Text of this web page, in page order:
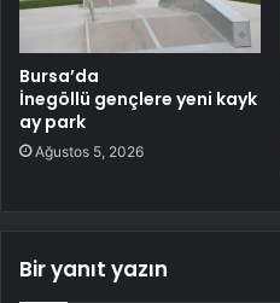
Bursa’da
İnegöllü gençlere yeni kayk
ay park
Ağustos 5, 2026
Bir yanıt yazın